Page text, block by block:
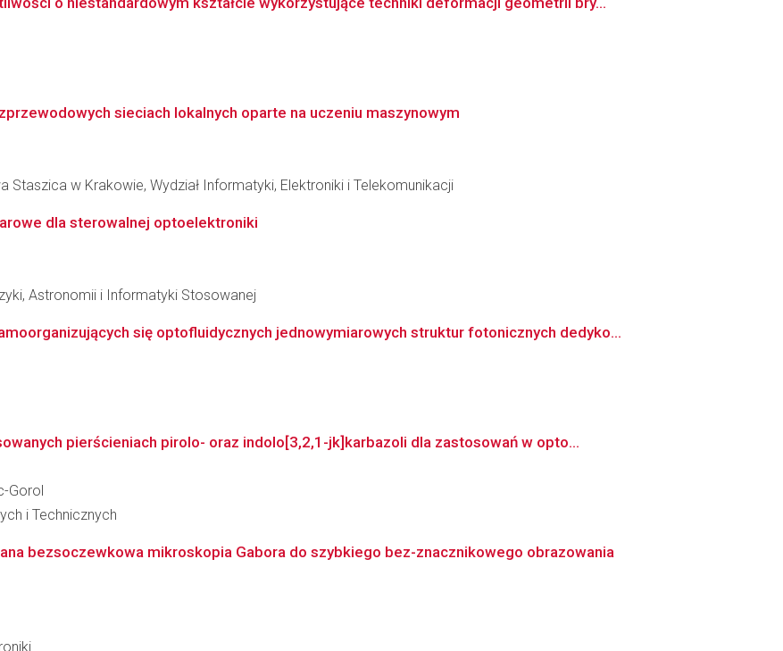
sieciach lokalnych oparte na uczeniu maszynowym
Staszica w Krakowie, Wydział Informatyki, Elektroniki i Telekomunikacji
dla sterowalnej optoelektroniki
Astronomii i Informatyki Stosowanej
się optofluidycznych jednowymiarowych struktur fotonicznych dedyko...
pierścieniach pirolo- oraz indolo[3,2,1-jk]karbazoli dla zastosowań w opto...
Gorol
i Technicznych
bezsoczewkowa mikroskopia Gabora do szybkiego bez-znacznikowego obrazowania